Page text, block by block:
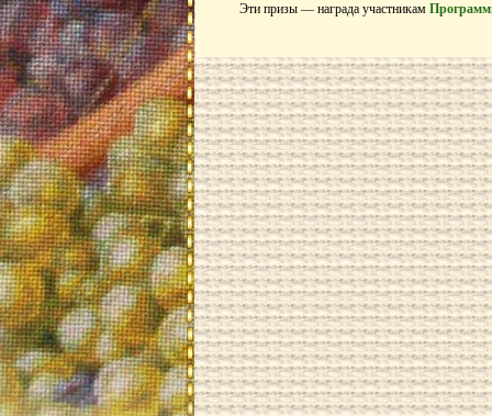
Эти призы — награда участникам